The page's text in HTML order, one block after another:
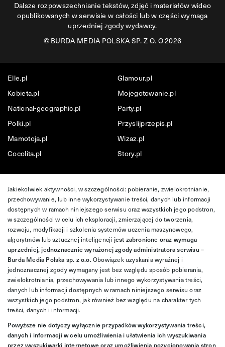
Dalsze rozpowszechnianie tekstów, zdjęć i materiałów wideo
opublikowanych w serwisie w całości lub w części wymaga
uprzedniej zgody wydawcy.
©BURDA MEDIA POLSKA SP. Z O. O 2026
Elle.pl
Glamour.pl
Kobieta.pl
Mojegotowanie.pl
National-geographic.pl
Party.pl
Polki.pl
Przyslijprzepis.pl
Mamotoja.pl
Wizaz.pl
Cocolita.pl
Story.pl
Jakiekolwiek aktywności, w szczególności: pobieranie, zwielokrotnianie,
przechowywanie, lub inne wykorzystywanie treści, danych lub informacji
dostępnych w ramach niniejszego serwisu oraz wszystkich jego podstron,
w szczególności w celu ich eksploracji, zmierzającej do tworzenia,
rozwoju, modyfikacji i szkolenia systemów uczenia maszynowego,
algorytmów lub sztucznej inteligencji jest zabronione oraz wymaga
uprzedniej, jednoznacznie wyrażonej zgody administratora serwisu –
Burda Media Polska sp. z o.o.Obowiązek uzyskania wyraźnej i
jednoznacznej zgody wymagany jest bez względu sposób pobierania,
zwielokrotniania, przechowywania lub innego wykorzystywania treści,
danych lub informacji dostępnych w ramach niniejszego serwisu oraz
wszystkich jego podstron, jak również bez względu na charakter tych
treści, danych i informacji.
Powyższe nie dotyczy wyłącznie przypadków wykorzystywania treści,
danych i informacji w celu umożliwienia i ułatwienia ich wyszukiwania
przez wyszukiwarki internetowe oraz umożliwienia pozycjonowania stron